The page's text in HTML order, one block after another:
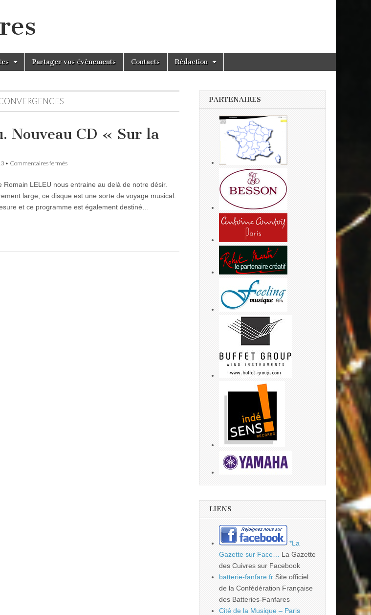
Partager vos évènements Contacts Rédaction
Nouveau CD « Sur la
• Commentaires ferméssur
Nouveau
CD
la
LELEU nous entraine au delà de notre désir.
large, ce disque est une sorte de voyage musical.
et ce programme est également destiné…
PARTENAIRES
LIENS
*La
Gazette sur Face…
La Gazette
des Cuivres sur Facebook
batterie-fanfare.fr Site officiel
de la Confédération Française
des Batteries-Fanfares
Cité de la Musique – Paris